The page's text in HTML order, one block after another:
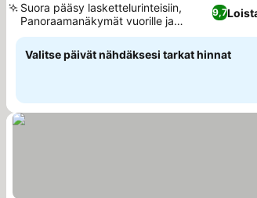
9,7
Suora pääsy laskettelurinteisiin,
Panoraamanäkymät vuorille ja
järvelle
Valitse päivät nähdäksesi tarkat hinnat